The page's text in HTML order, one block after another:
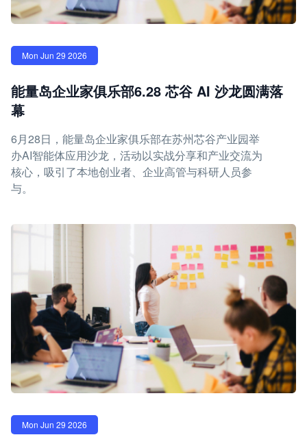
Mon Jun 29 2026
能量岛企业家俱乐部6.28 芯谷 AI 沙龙圆满落
幕
6月28日，能量岛企业家俱乐部在苏州芯谷产业园举
办AI智能体应用沙龙，活动以实战分享和产业交流为
核心，吸引了本地创业者、企业高管与科研人员参
与。
Mon Jun 29 2026